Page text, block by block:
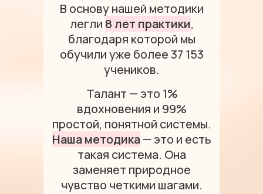
В основу нашей методики
легли 8 лет практики,
благодаря которой мы
обучили уже более 37 153
учеников.
Талант — это 1%
вдохновения и 99%
простой, понятной системы.
Наша методика— это и есть
такая система. Она
заменяет природное
чувство четкими шагами.